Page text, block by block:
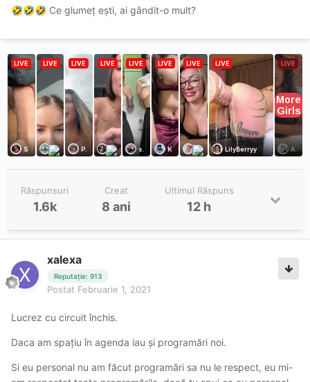
🤣🤣🤣 Ce glumeț ești, ai gândit-o mult?
Răspunsuri
1.6k
Creat
8 ani
Ultimul Răspuns
12 h
xalexa
Reputație: 913
Postat Februarie 1, 2021
Lucrez cu circuit închis.
Daca am spațiu în agenda iau și programări noi.
Si eu personal nu am făcut programări sa nu le respect, eu mi-